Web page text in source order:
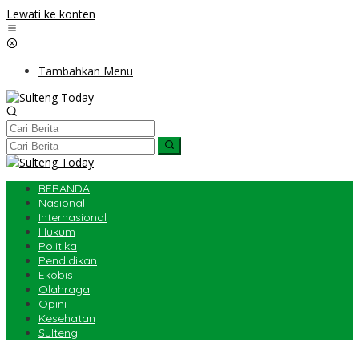
Lewati ke konten
Tambahkan Menu
BERANDA
Nasional
Internasional
Hukum
Politika
Pendidikan
Ekobis
Olahraga
Opini
Kesehatan
Sulteng